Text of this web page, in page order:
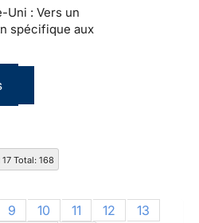
Uni : Vers un
spécifique aux
Total: 168
9 10 11 12
13